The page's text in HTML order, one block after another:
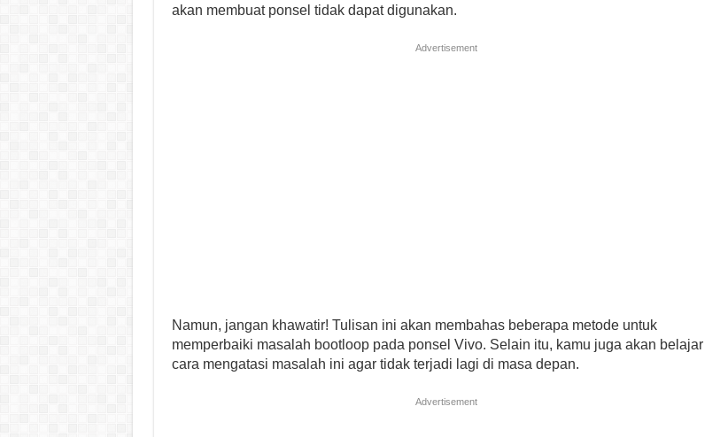
akan membuat ponsel tidak dapat digunakan.
Advertisement
Namun, jangan khawatir! Tulisan ini akan membahas beberapa metode untuk
memperbaiki masalah bootloop pada ponsel Vivo. Selain itu, kamu juga akan belajar
cara mengatasi masalah ini agar tidak terjadi lagi di masa depan.
Advertisement